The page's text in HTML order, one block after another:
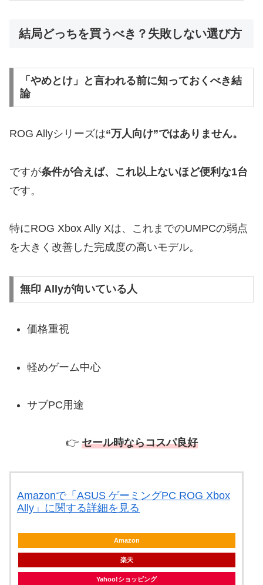
結局どっちを買うべき？失敗しない選び方
「やめとけ」と言われる前に知っておくべき結
論
ROG Allyシリーズは“万人向け”ではありません。
ですが条件が合えば、これ以上ないほど便利な1台
です。
特にROG Xbox Ally Xは、これまでのUMPCの弱点
を大きく改善した完成度の高いモデル。
無印 Allyが向いている人
価格重視
軽めゲーム中心
サブPC用途
👉 セール時ならコスパ良好
Amazonで「ASUS ゲーミングPC ROG Xbox
Ally」に関する詳細を見る
Amazon
楽天
Yahoo!ショッピング